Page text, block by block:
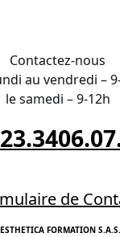
Contactez-nous
au vendredi –
le samedi – 9-12h
de
FORMATION S.A.S.